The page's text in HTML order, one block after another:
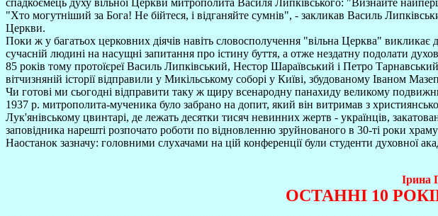
спадкоємець духу вільної Церкви митрополита Василя Липківського: "Визнайте
"Хто могутніший за Бога! Не бійтеся, і відганяйте сумнів", - закликав Василь
Церкви.
Поки ж у багатьох церковних діячів навіть словосполучення "вільна Церква"
сучасній людині на насущні запитання про істину буття, а отже нездатну подолати
85 років тому протоїєреї Василь Липківський, Нестор Шараївський і Петро
вітчизняній історії відправили у Микільському соборі у Київі, збудованому Іваном
Чи готові ми сьогодні відправити таку ж щиру всенародну панахиду великому
1937 р. митрополита-мученика було забрано на допит, який він витримав з
Лук'янівському цвинтарі, де лежать десятки тисяч невинних жертв - українців,
заповідника нарешті розпочато роботи по відновленню зруйнованого в 30-ті роки
Наостанок зазначу: головними слухачами на цій конференції були студенти духовної
ОСТАННІ 10